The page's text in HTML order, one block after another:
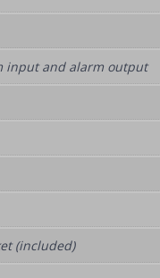
input and alarm output
(included)